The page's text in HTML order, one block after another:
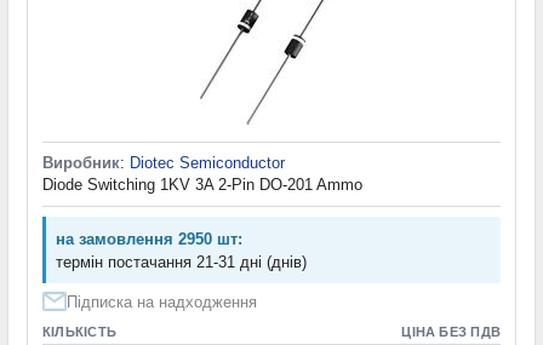
Виробник: Diotec Semiconductor
Diode Switching 1KV 3A 2-Pin DO-201 Ammo
на замовлення 2950 шт:
термін постачання 21-31 дні (днів)
Підписка на надходження
КІЛЬКІСТЬ ЦІНА БЕЗ ПДВ